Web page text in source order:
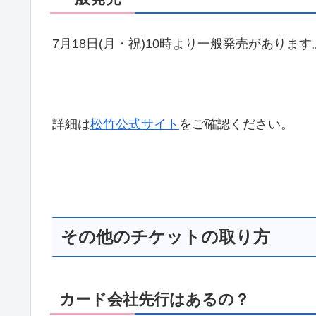
7月18日(月・祝)10時より一般発売があります
詳細は松竹公式サイト をご確認ください。
その他のチケットの取り方
カード会社先行はあるの？